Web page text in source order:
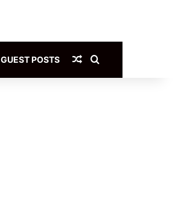
GUEST POSTS Article Aléatoire